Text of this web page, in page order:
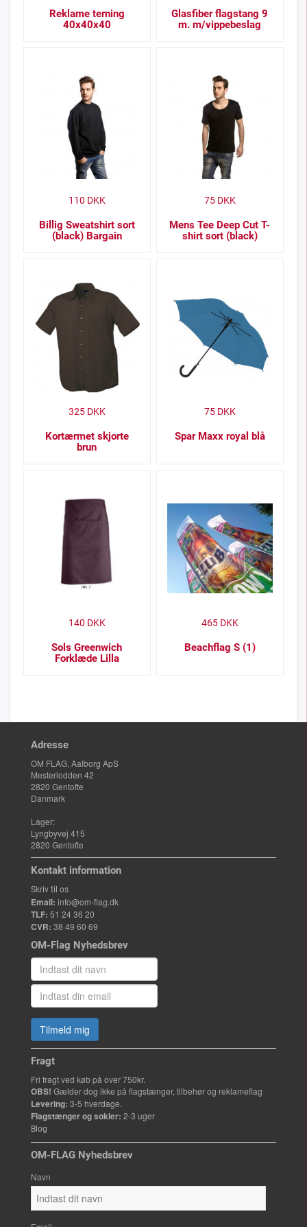
Reklame terning
40x40x40
Glasfiber flagstang 9
m. m/vippebeslag
Billig Sweatshirt sort
(black) Bargain
110 DKK
Mens Tee Deep Cut T-
shirt sort (black)
75DKK
Kortærmet skjorte
brun
325DKK
Spar Maxx royal blå
75DKK
Sols Greenwich
Forklæde Lilla
140 DKK
Beachflag S (1)
465DKK
Adresse
OM FLAG, Aalborg ApS
Mesterlodden 42
2820 Gentofte
Danmark
Lager:
Lyngbyvej 415
2820 Gentofte
Kontakt information
Skriv til os
Email: info@om-flag.dk
TLF: 51 24 36 20
CVR: 38 49 60 69
OM-Flag Nyhedsbrev
Tilmeld mig
Fragt
Fri fragt ved køb på over 750kr.
OBS! Gælder dog ikke på flagstænger, tilbehør og reklameflag
Levering: 3-5 hverdage.
Flagstænger og sokler: 2-3 uger
Blog
OM-FLAG Nyhedsbrev
Navn